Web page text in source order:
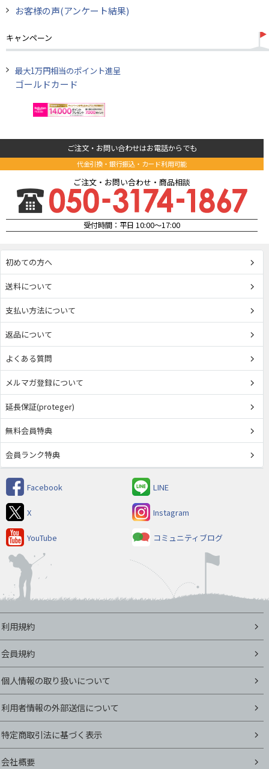
お客様の声(アンケート結果)
キャンペーン
最大1万円相当のポイント進呈
ゴールドカード
ご注文・お問い合わせはお電話からでも
代金引換・銀行振込・カード利用可能
ご注文・お問い合わせ・商品相談
受付時間：平日 10:00～17:00
初めての方へ
送料について
支払い方法について
返品について
よくある質問
メルマガ登録について
延長保証(proteger)
無料会員特典
会員ランク特典
Facebook LINE
X Instagram
YouTube コミュニティブログ
利用規約
会員規約
個人情報の取り扱いについて
利用者情報の外部送信について
特定商取引法に基づく表示
会社概要